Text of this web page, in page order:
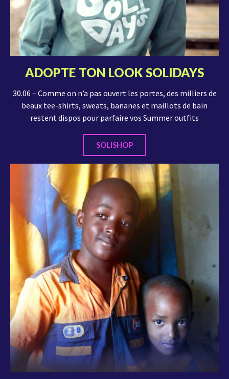
ADOPTE TON LOOK SOLIDAYS
30.06 – Comme on n’a pas ouvert les portes, des milliers de
beaux tee-shirts, sweats, bananes et maillots de bain
restent dispos pour parfaire vos Summer outfits
SOLISHOP